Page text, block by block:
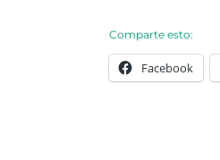
Comparte esto:
Facebook